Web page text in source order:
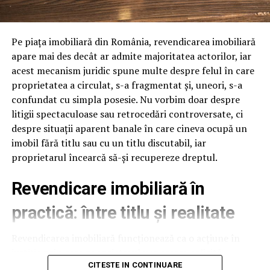
PUBLICAȚIAINCISIVDEPRAHOVA.ROPUNE LA
DISPOZIȚIA PERSOANELOR INTERESATE DREPTUL LA
INCISIV.NATIONAL@GMAIL.COM
…..
DGEP ÎN DERIVĂ: UN SUBCOMISAR DENUNȚĂ MAFIA
GRADELOR
PRIMA
PROIECTE FANTOMĂ ȘI AMENINȚĂRI MAFIOTICE
ARTICOLE PE ACEIASI TEMA: PRIMA
URMATORUL
Cine decide, cine profită, cine suferă? Experimente fără
delicate
Suprafetele delicate includ lentilele camerelor, senzorii,
plasticul negru lucios si zonele cu vopsea mata. Spuma
buna are pH neutru sau usor alcalin si nu ataca aceste
suprafete. Jetul de clatire trebuie sa fie la presiune
medie, nu maxima, pentru a nu forta apa sub capace.
Foloseste duze evazate la clatire, care distribuie apa
uniform, fara presiune directionata. Aceste setari sunt
usor de implementat si reduc semnificativ riscul de
reclamatii pe caroserie delicata.
Viteza programului in regim
touchless
prespalare 1 minut, spuma activa 3-4 minute, clatire 1
minut, ceara optionala 30 secunde. Fata de un program
Pe piața imobiliară din România, revendicarea imobiliară
apare mai des decât ar admite majoritatea actorilor, iar
acest mecanism juridic spune multe despre felul în care
proprietatea a circulat, s-a fragmentat și, uneori, s-a
confundat cu simpla posesie. Nu vorbim doar despre
litigii spectaculoase sau retrocedări controversate, ci
despre situații aparent banale în care cineva ocupă un
imobil fără titlu sau cu un titlu discutabil, iar
proprietarul încearcă să-și recupereze dreptul.
Revendicare imobiliară în
practică: între titlu și realitate
justiție prin care proprietarul neposesor solicită
restituirea bunului de la posesorul neproprietar. Simplu
CITESTE IN CONTINUARE